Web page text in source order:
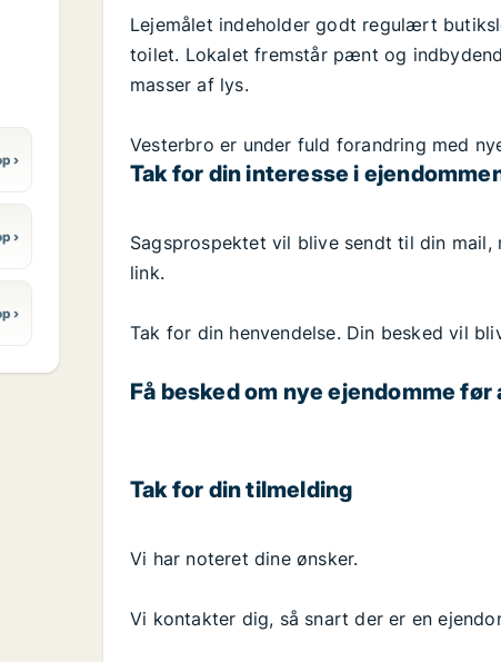
Lejemålet indeholder godt regulært
toilet. Lokalet fremstår pænt og
masser af lys.
Vesterbro er under fuld forandring med
Tak for din interesse i
Sagsprospektet vil blive sendt til din mail,
link.
Tak for din henvendelse. Din besked vil
Få besked om nye ejendomme før
Tak for din tilmelding
Vi har noteret dine ønsker.
Vi kontakter dig, så snart der er en